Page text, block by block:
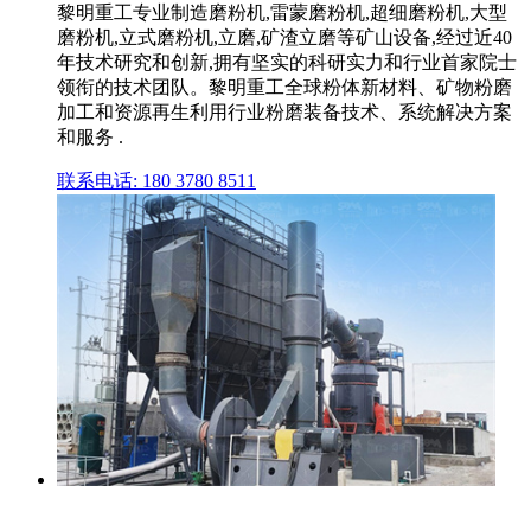
黎明重工专业制造磨粉机,雷蒙磨粉机,超细磨粉机,大型
磨粉机,立式磨粉机,立磨,矿渣立磨等矿山设备,经过近40
年技术研究和创新,拥有坚实的科研实力和行业首家院士
领衔的技术团队。黎明重工全球粉体新材料、矿物粉磨
加工和资源再生利用行业粉磨装备技术、系统解决方案
和服务 .
联系电话: 180 3780 8511